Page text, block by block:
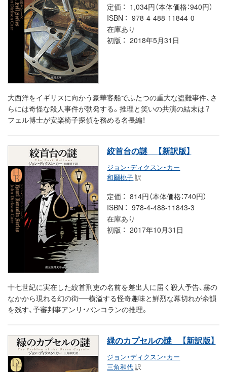
定価
1,034円（本体価格：940円）
ISBN
978-4-488-11844-0
在庫あり
初版
2018年5月31日
大西洋をイギリスに向かう豪華客船でふたつの重大な盗難事件、さ
らには奇怪な殺人事件が勃発する。推理と笑いの共演の結末は？
フェル博士が安楽椅子探偵を務める名長編！
絞首台の謎 【新訳版】
ジョン・ディクスン・カー
和爾桃子訳
定価
814円（本体価格：740円）
ISBN
978-4-488-11843-3
在庫あり
初版
2017年10月31日
十七世紀に実在した絞首刑吏の名前を差出人に届く殺人予告、霧の
なかから現れる幻の街──横溢する怪奇趣味と鮮烈な幕切れが余韻
を残す、予審判事アンリ・バンコランの推理。
緑のカプセルの謎 【新訳版】
ジョン・ディクスン・カー
三角和代訳